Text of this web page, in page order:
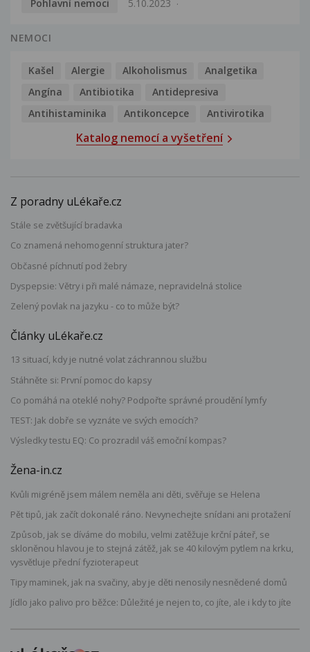
Pohlavní nemoci
5.10.2023
NEMOCI
Kašel Alergie Alkoholismus
Analgetika
Angína
Antibiotika
Antidepresiva
Antihistaminika
Antikoncepce Antivirotika
Katalog nemocí a vyšetření
Z poradny uLékaře.cz
Stále se zvětšující bradavka
Co znamená nehomogenní struktura jater?
Občasné píchnutí pod žebry
Dyspepsie: Větry i při malé námaze, nepravidelná stolice
Zelený povlak na jazyku - co to může být?
Články uLékaře.cz
13 situací, kdy je nutné volat záchrannou službu
Stáhněte si: První pomoc do kapsy
Co pomáhá na oteklé nohy? Podpořte správné proudění lymfy
TEST: Jak dobře se vyznáte ve svých emocích?
Výsledky testu EQ: Co prozradil váš emoční kompas?
Žena-in.cz
Kvůli migréně jsem málem neměla ani děti, svěřuje se Helena
Pět tipů, jak začít dokonalé ráno. Nevynechejte snídani ani protažení
Způsob, jak se díváme do mobilu, velmi zatěžuje krční páteř, se
skloněnou hlavou je to stejná zátěž, jak se 40 kilovým pytlem na krku,
vysvětluje přední fyzioterapeut
Tipy maminek, jak na svačiny, aby je děti nenosily nesnědené domů
Jídlo jako palivo pro běžce: Důležité je nejen to, co jíte, ale i kdy to jíte